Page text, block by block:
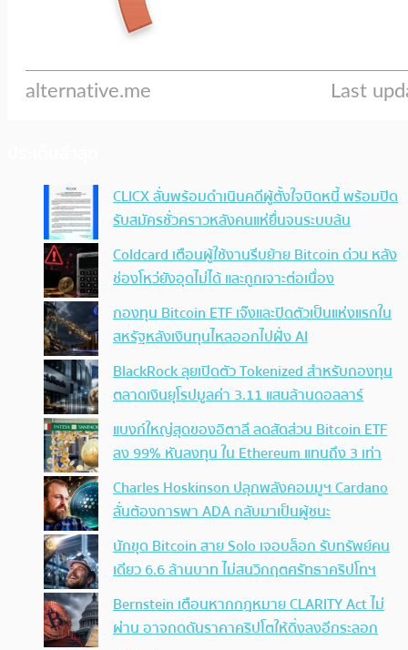
CLICX ลั่นพร้อมดำเนินคดีผู้ตั้งใจบิดหนี้ พร้อมปิด
รับสมัครชั่วคราวหลังคนแห่ยื่นจนระบบล้น
Coldcard เตือนผู้ใช้งานรีบย้าย Bitcoin ด่วน หลัง
ช่องโหว่ยังอุดไม่ได้ และถูกเจาะต่อเนื่อง
กองทุน Bitcoin ETF เจ๊งและปิดตัวเป็นแห่งแรกใน
สหรัฐหลังเงินทุนไหลออกไปฝั่ง AI
BlackRock ลุยเปิดตัว Tokenized สำหรับกองทุน
ตลาดเงินยุโรปมูลค่า 3.11 แสนล้านดอลลาร์
แบงก์ใหญ่สุดของอิตาลี ลดสัดส่วน Bitcoin ETF
ลง 99% หันลงทุน ใน Ethereum แทนถึง 3 เท่า
Charles Hoskinson ปลุกพลังคอมมูฯ Cardano
ลั่นต้องการพา ADA กลับมาเป็นผู้ชนะ
นักขุด Bitcoin สาย Solo เจอบล็อก รับทรัพย์คน
เดียว 6.6 ล้านบาท ไม่สนวิกฤตศรัทธาคริปโทฯ
Bernstein เตือนหากกฎหมาย CLARITY Act ไม่
ผ่าน อาจกดดันราคาคริปโตให้ดิ่งลงอีกระลอก